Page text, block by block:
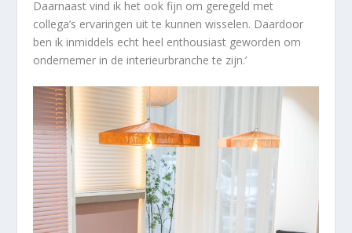
Daarnaast vind ik het ook fijn om geregeld met
collega’s ervaringen uit te kunnen wisselen. Daardoor
ben ik inmiddels echt heel enthousiast geworden om
ondernemer in de interieurbranche te zijn.’